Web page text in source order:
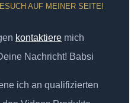
AUF MEINER SEITE!
kontaktiere mich
Nachricht! Babsi
ich an qualifizierten